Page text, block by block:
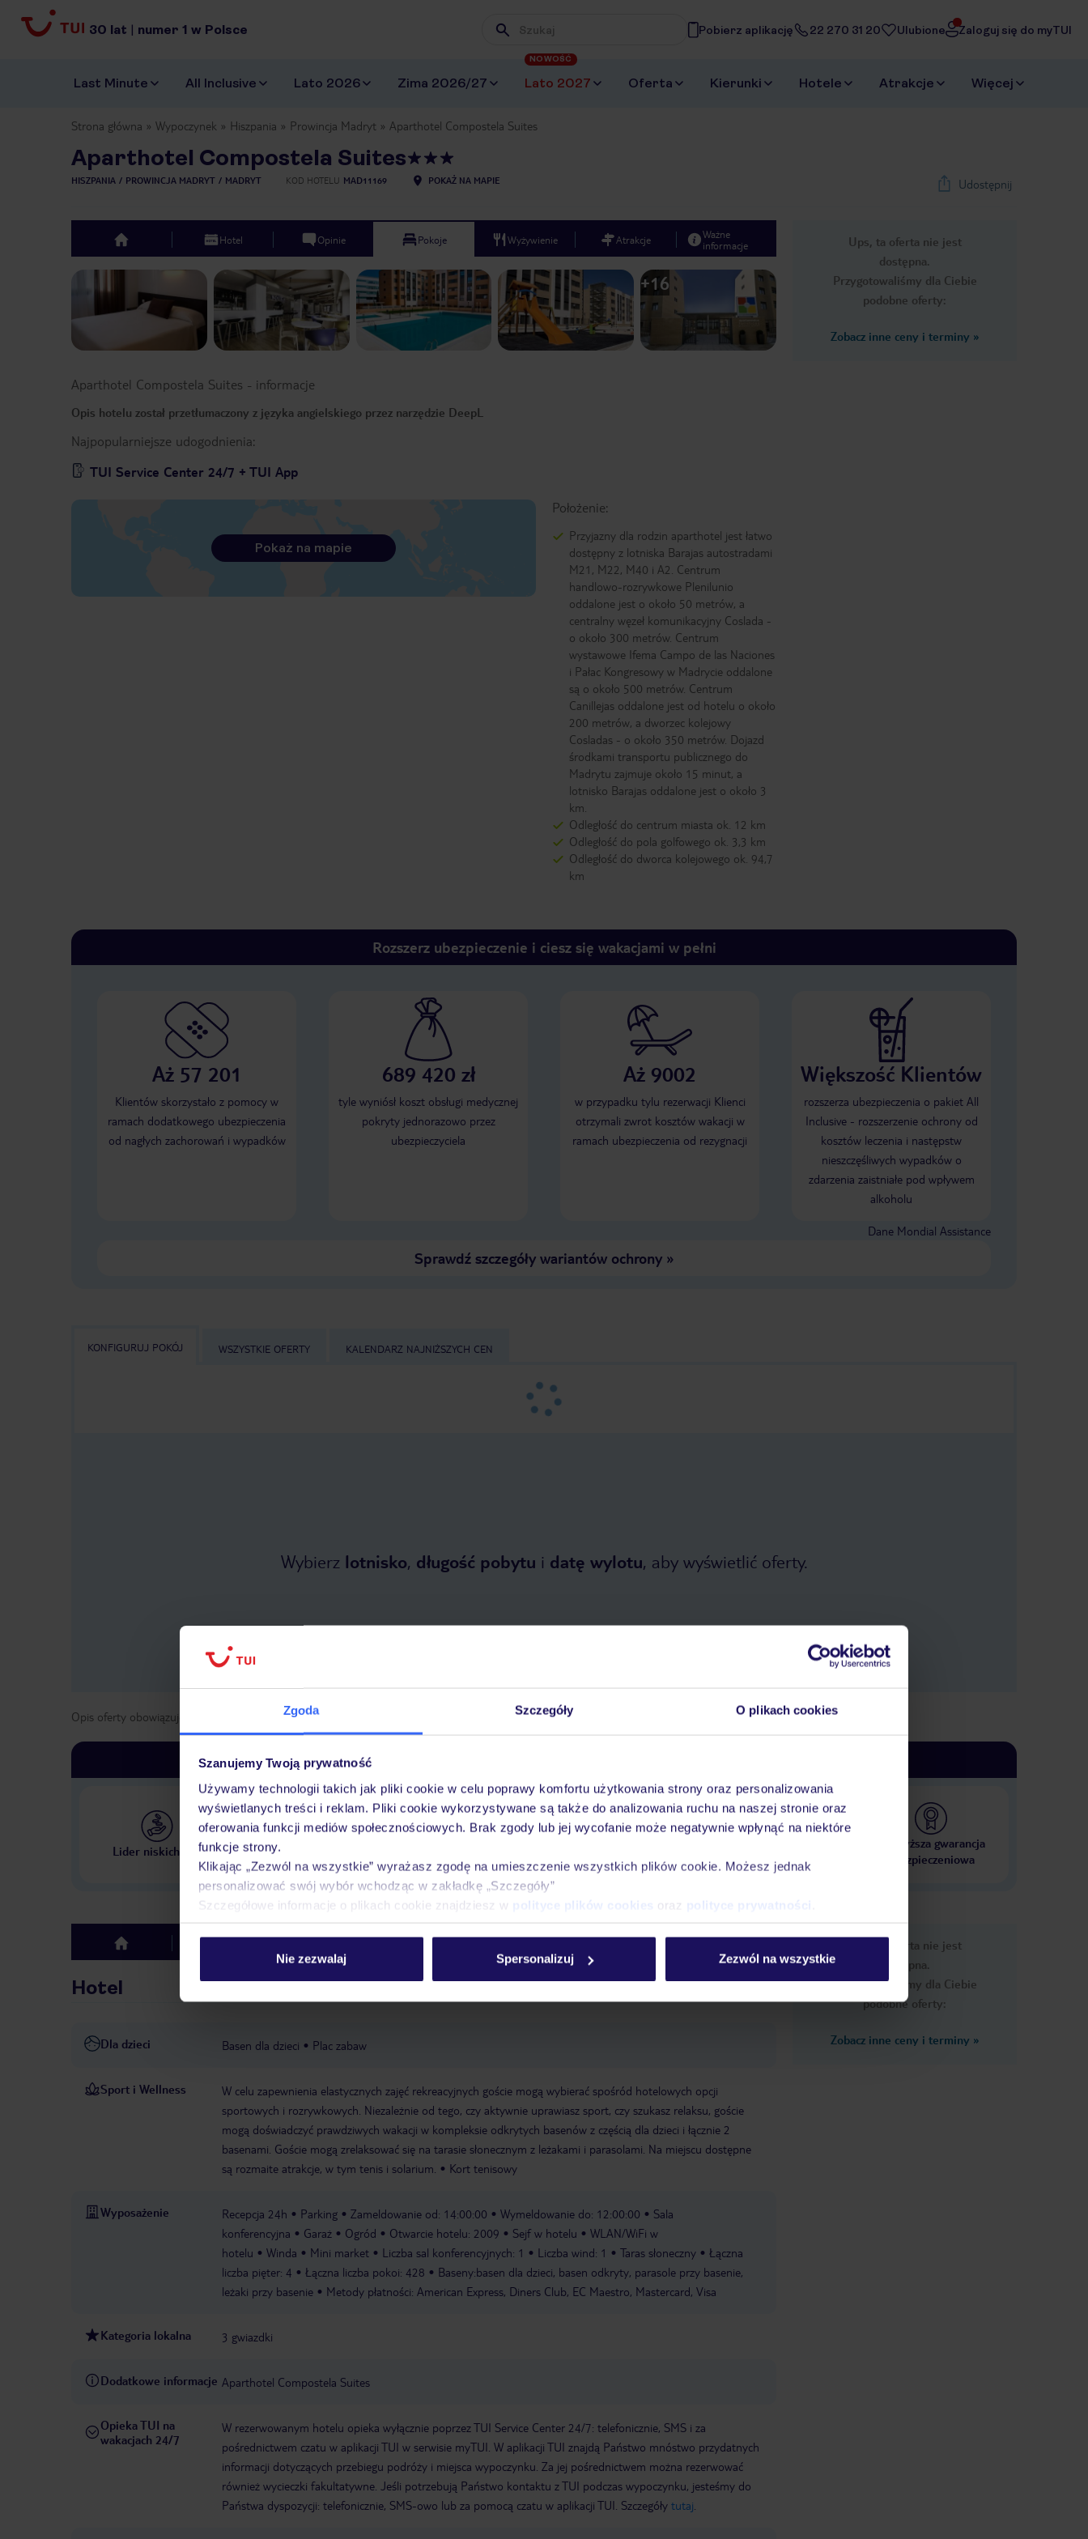
Zgoda Szczegóły O plikach cookies
Szanujemy Twoją prywatność
Używamy technologii takich jak pliki cookie w celu poprawy komfortu użytkowania strony oraz personalizowania
wyświetlanych treści i reklam. Pliki cookie wykorzystywane są także do analizowania ruchu na naszej stronie oraz
oferowania funkcji mediów społecznościowych. Brak zgody lub jej wycofanie może negatywnie wpłynąć na niektóre
funkcje strony.
Klikając „Zezwól na wszystkie” wyrażasz zgodę na umieszczenie wszystkich plików cookie. Możesz jednak
personalizować swój wybór wchodząc w zakładkę „Szczegóły”
Szczegółowe informacje o plikach cookie znajdziesz w polityce plików cookies oraz polityce prywatności
Nie zezwalaj Spersonalizuj Zezwól na wszystkie
30 lat | numer 1 w Polsce Wpisz frazę, której szukasz
Pobierz aplikację 22 270 31 20 Ulubione Zaloguj się do myTUI
Last Minute All Inclusive Lato 2026 Zima 2026/27 Lato 2027
NOWOŚĆ
Oferta Kierunki Hotele Atrakcje Więcej
Strona główna Wypoczynek Hiszpania Prowincja Madryt Aparthotel Compostela Suites
Aparthotel Compostela Suites
HISZPANIA PROWINCJA MADRYT MADRYT KOD HOTELU MAD11169 POKAŻ NA MAPIE Udostępnij
Ups, ta oferta nie jest
dostępna.
Przygotowaliśmy dla Ciebie
podobne oferty:
Zobacz inne ceny i terminy »
top Hotel Opinie Pokoje Wyżywienie Atrakcje
Ważne
informacje
Next slide
1/22
+16
Aparthotel Compostela Suites - informacje
Opis hotelu został przetłumaczony z języka angielskiego przez narzędzie DeepL
Najpopularniejsze udogodnienia:
TUI Service Center 24/7 + TUI App
Położenie:
Przyjazny dla rodzin aparthotel jest łatwo
dostępny z lotniska Barajas autostradami
M21, M22, M40 i A2. Centrum
handlowo-rozrywkowe Plenilunio
oddalone jest o około 50 metrów, a
centralny węzeł komunikacyjny Coslada -
o około 300 metrów. Centrum
wystawowe Ifema Campo de las Naciones
i Pałac Kongresowy w Madrycie oddalone
są o około 500 metrów. Centrum
Canillejas oddalone jest od hotelu o około
200 metrów, a dworzec kolejowy
Cosladas - o około 350 metrów. Dojazd
środkami transportu publicznego do
Madrytu zajmuje około 15 minut, a
lotnisko Barajas oddalone jest o około 3
km.
Odległość do centrum miasta ok. 12 km
Odległość do pola golfowego ok. 3,3 km
Odległość do dworca kolejowego ok. 94,7
km
Pokaż na mapie
Rozszerz ubezpieczenie i ciesz się wakacjami w pełni
Aż 57 201
Klientów skorzystało z pomocy w
ramach dodatkowego ubezpieczenia
od nagłych zachorowań i wypadków
689 420 zł
tyle wyniósł koszt obsługi medycznej
pokryty jednorazowo przez
ubezpieczyciela
Aż 9002
w przypadku tylu rezerwacji Klienci
otrzymali zwrot kosztów wakacji w
ramach ubezpieczenia od rezygnacji
Większość Klientów
rozszerza ubezpieczenia o pakiet All
Inclusive - rozszerzenie ochrony od
kosztów leczenia i następstw
nieszczęśliwych wypadków o
zdarzenia zaistniałe pod wpływem
alkoholu
Dane Mondial Assistance
Sprawdź szczegóły wariantów ochrony»
KONFIGURUJ POKÓJ WSZYSTKIE OFERTY KALENDARZ NAJNIŻSZYCH CEN
Wybierz lotnisko, długość pobytu i datę wylotu, aby wyświetlić oferty.
Opis oferty obowiązuje dla wyjazdów w terminie od 31 października 2026
Lider niskich cen
Największe biuro podróży
w Polsce
wakacjach 24/7
krajach
Najwyższa gwarancja
ubezpieczeniowa
top
Ważne
Hotel
Dla dzieci Basen dla dzieci Plac zabaw
Sport i Wellness
W celu zapewnienia elastycznych zajęć rekreacyjnych goście mogą wybierać spośród hotelowych opcji
sportowych i rozrywkowych. Niezależnie od tego, czy aktywnie uprawiasz sport, czy szukasz relaksu, goście
mogą doświadczyć prawdziwych wakacji w kompleksie odkrytych basenów z częścią dla dzieci i łącznie 2
basenami. Goście mogą zrelaksować się na tarasie słonecznym z leżakami i parasolami. Na miejscu dostępne
są rozmaite atrakcje, w tym tenis i solarium.
Kort tenisowy
Wyposażenie Recepcja 24h Parking Zameldowanie od: 14:00:00 Wymeldowanie do: 12:00:00
Sala
konferencyjna
Garaż Ogród Otwarcie hotelu: 2009 Sejf w hotelu
WLAN/WiFi w
hotelu
Winda Mini market Liczba sal konferencyjnych: 1 Liczba wind: 1 Taras słoneczny
Łączna
liczba pięter: 4
Łączna liczba pokoi: 428
Baseny:basen dla dzieci, basen odkryty, parasole przy basenie,
leżaki przy basenie
Metody płatności: American Express, Diners Club, EC Maestro, Mastercard, Visa
Kategoria lokalna 3 gwiazdki
Dodatkowe informacje Aparthotel Compostela Suites
Opieka TUI na
wakacjach 24/7
W rezerwowanym hotelu opieka wyłącznie poprzez TUI Service Center 24/7: telefonicznie, SMS i za
pośrednictwem czatu w aplikacji TUI w serwisie myTUI. W aplikacji TUI znajdą Państwo mnóstwo przydatnych
informacji dotyczących przebiegu podróży i miejsca wypoczynku. Za jej pośrednictwem można rezerwować
również wycieczki fakultatywne. Jeśli potrzebują Państwo kontaktu z TUI podczas wypoczynku, jesteśmy do
Państwa dyspozycji: telefonicznie, SMS-owo lub za pomocą czatu w aplikacji TUI. Szczegóły tutaj
Ups, ta oferta nie jest
dostępna.
Przygotowaliśmy dla Ciebie
podobne oferty:
Zobacz inne ceny i terminy »